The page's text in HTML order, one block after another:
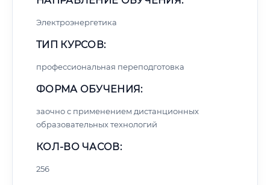
Электроэнергетика
ТИП КУРСОВ:
профессиональная переподготовка
ФОРМА ОБУЧЕНИЯ:
заочно с применением дистанционных
образовательных технологий
КОЛ-ВО ЧАСОВ:
256